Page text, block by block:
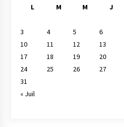
L
M M J
3
4 5 6
10
11 12 13
17
18 19 20
24
25 26 27
31
« Juil